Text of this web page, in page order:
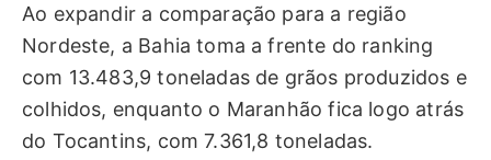
Ao expandir a comparação para a região
Nordeste, a Bahia toma a frente do ranking
com 13.483,9 toneladas de grãos produzidos e
colhidos, enquanto o Maranhão fica logo atrás
do Tocantins, com 7.361,8 toneladas.